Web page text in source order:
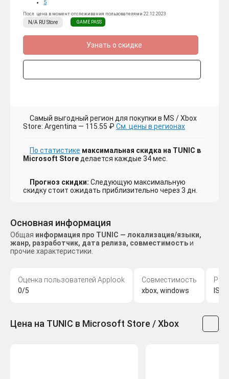
5
Посл. цена в момент отслеживания пользователями 22.12.2023
N/A RU Store GAME PASS
Узнать о скидке
Самый выгодный регион для покупки в MS / Xbox
Store: Argentina — 115.55 ₽ См. цены в регионах
По статистике максимальная скидка на TUNIC в
Microsoft Storeделается каждые 34 мес.
Прогноз скидки: Следующую максимальную
скидку стоит ожидать приблизительно через 3 дн.
Основная информация
Общая информация про TUNIC — локализация/языки,
жанр, разработчик, дата релиза, совместимостьи
прочие характеристики.
Оценка пользователей Applook
0/5
Совместимость
xbox, windows
Цена на TUNIC в Microsoft Store / Xbox